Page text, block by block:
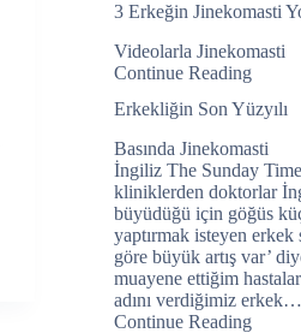
3 Erkeğin Jinekomasti
Videolarla Jinekomasti
Continue Reading
Erkekliğin Son Yüzyılı
Basında Jinekomasti
İngiliz The Sunday
kliniklerden doktorlar
büyüdüğü için göğüs
yaptırmak isteyen erkek
göre büyük artış var’
muayene ettiğim
adını verdiğimiz erkek…
Continue Reading